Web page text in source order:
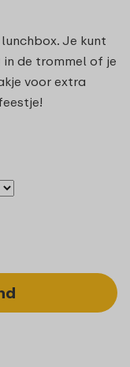
Je kunt
de trommel of je
voor extra